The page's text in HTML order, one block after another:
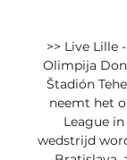
>> Live Lille
Olimpija
Štadión
neemt het
League
wedstrijd